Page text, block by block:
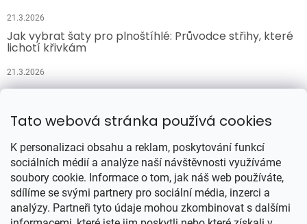
Tato webová stránka používá cookies
K personalizaci obsahu a reklam, poskytování funkcí
sociálních médií a analýze naší návštěvnosti využíváme
soubory cookie. Informace o tom, jak náš web používáte,
sdílíme se svými partnery pro sociální média, inzerci a
analýzy. Partneři tyto údaje mohou zkombinovat s dalšími
21.3.2026
Jak vybrat šaty pro plnoštíhlé: Průvodce střihy, které
lichotí křivkám
21.3.2026
Přijímáme online platby
Vytvořil Shoptet